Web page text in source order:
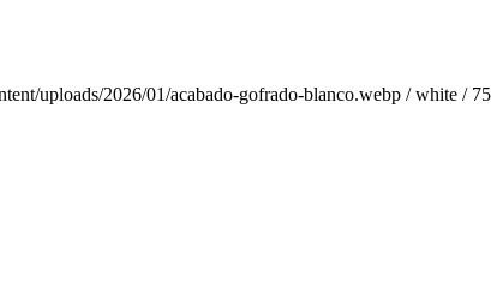
uploads/2026/01/acabado-gofrado-blanco.webp / white / 75